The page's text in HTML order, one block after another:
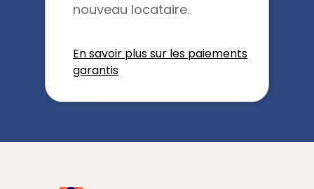
En savoir plus sur les paiements
garantis
nouveau locataire.